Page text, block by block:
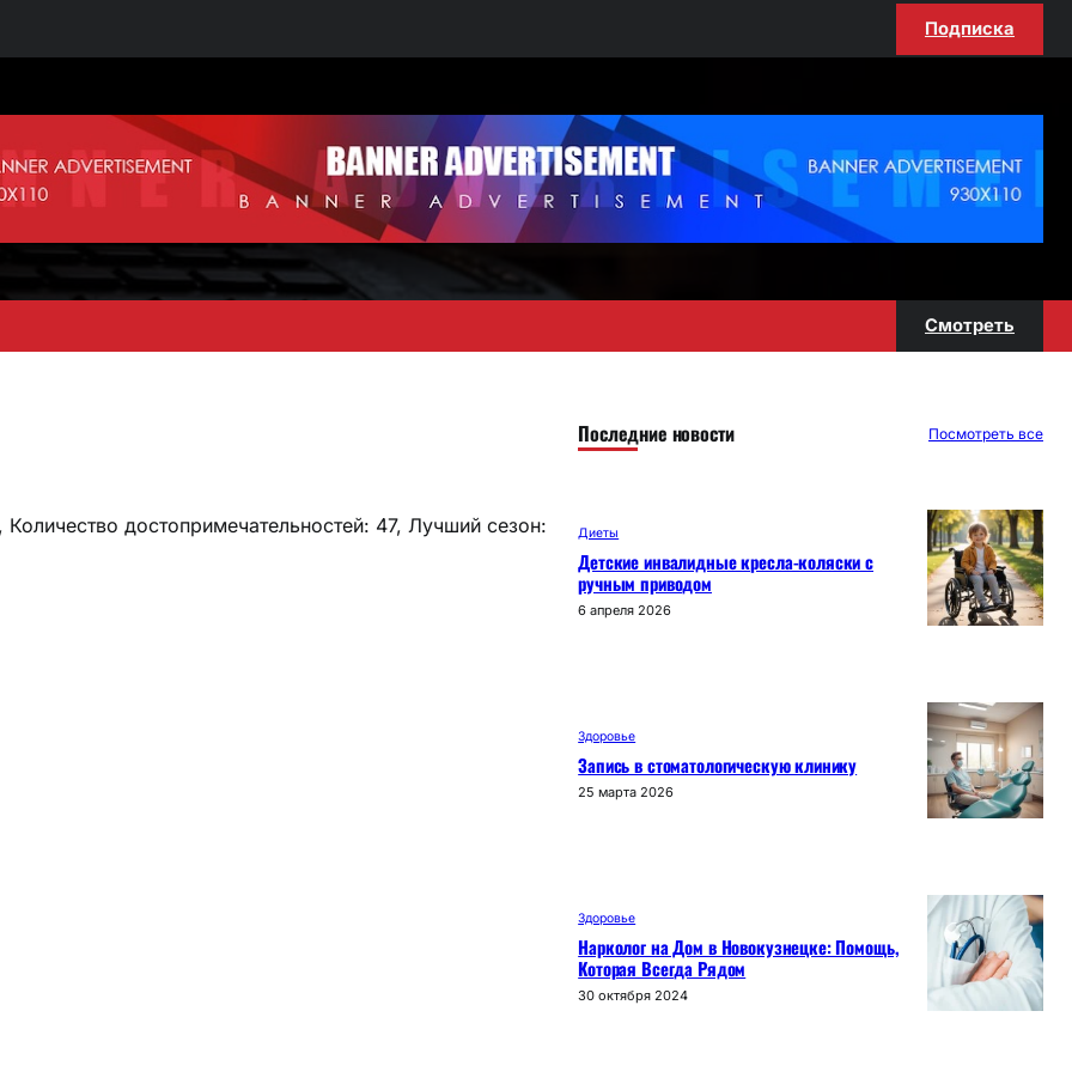
Подписка
Смотреть
достопримечательностей: 47, Лучший сезон:
Последние новости Посмотреть все
Диеты
Детские инвалидные кресла-коляски с
ручным приводом
6 апреля 2026
Здоровье
Запись в стоматологическую клинику
25 марта 2026
Здоровье
Нарколог на Дом в Новокузнецке: Помощь,
Которая Всегда Рядом
30 октября 2024